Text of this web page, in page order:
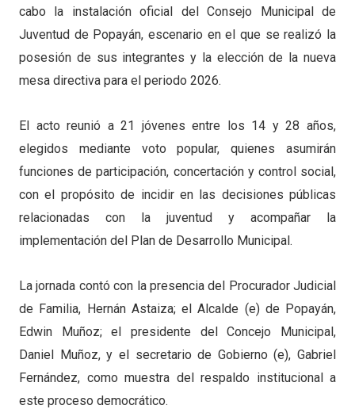
cabo la instalación oficial del Consejo Municipal de
Juventud de Popayán, escenario en el que se realizó la
posesión de sus integrantes y la elección de la nueva
mesa directiva para el periodo 2026.
El acto reunió a 21 jóvenes entre los 14 y 28 años,
elegidos mediante voto popular, quienes asumirán
funciones de participación, concertación y control social,
con el propósito de incidir en las decisiones públicas
relacionadas con la juventud y acompañar la
implementación del Plan de Desarrollo Municipal.
La jornada contó con la presencia del Procurador Judicial
de Familia, Hernán Astaiza; el Alcalde (e) de Popayán,
Edwin Muñoz; el presidente del Concejo Municipal,
Daniel Muñoz, y el secretario de Gobierno (e), Gabriel
Fernández, como muestra del respaldo institucional a
este proceso democrático.